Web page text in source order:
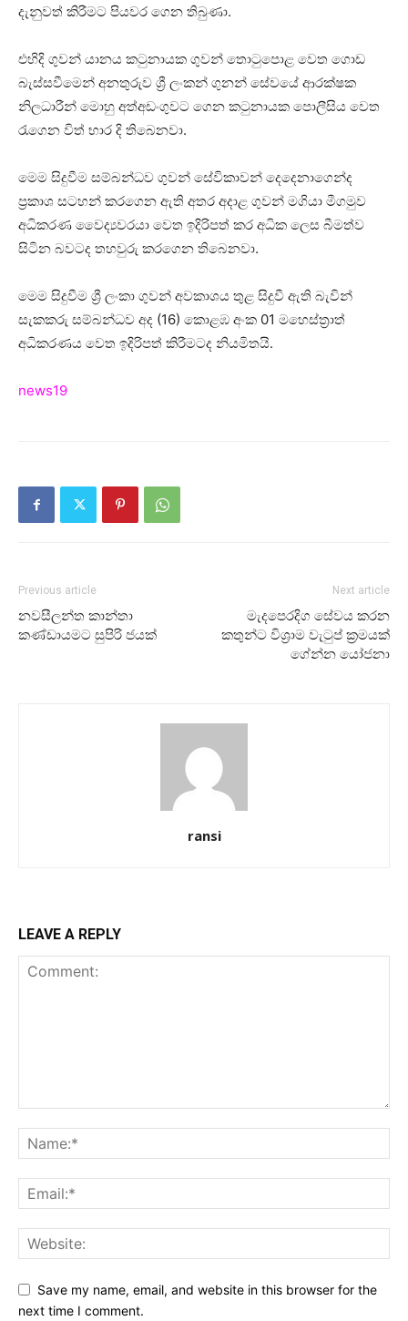
දැනුවත් කිරීමට පියවර ගෙන තිබුණා.
එහිදි ගුවන් යානය කටුනායක ගුවන් තොටුපොළ වෙත ගොඩ
බැස්සවීමෙන් අනතුරුව ශ්‍රී ලංකන් ගුනන් සේවයේ ආරක්ෂක
නිලධාරීන් මොහු අත්අඩංගුවට ගෙන කටුනායක පොලීසිය වෙත
රැගෙන විත් භාර දි තිබෙනවා.
මෙම සිදුවීම සම්බන්ධව ගුවන් සේවිකාවන් දෙදෙනාගෙන්ද
ප්‍රකාශ සටහන් කරගෙන ඇති අතර අදාළ ගුවන් මගියා මීගමුව
අධිකරණ වෛද්‍යවරයා වෙත ඉදිරිපත් කර අධික ලෙස බීමත්ව
සිටින බවටද තහවුරු කරගෙන තිබෙනවා.
මෙම සිදුවීම ශ්‍රී ලංකා ගුවන් අවකාශය තුළ සිදුවී ඇති බැවින්
සැකකරු සම්බන්ධව අද (16) කොළඹ අංක 01 මහෙස්ත්‍රාත්
අධිකරණය වෙත ඉදිරිපත් කිරීමටද නියමිතයි.
news19
Previous article
නවසීලන්ත කාන්තා
කණ්ඩායමට සුපිරි ජයක්
Next article
මැදපෙරදිග සේවය කරන
කතුන්ට විශ්‍රාම වැටුප් ක්‍රමයක්
ගේන්න යෝජනා
ransi
LEAVE A REPLY
Save my name, email, and website in this browser for the
next time I comment.